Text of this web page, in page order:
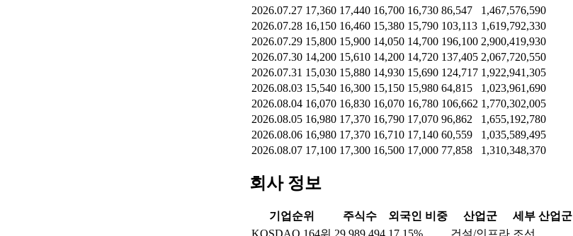
2026.07.27 17,360 17,440 16,700 16,730 86,547
1,467,576,590
2026.07.28 16,150 16,460 15,380 15,790 103,113 1,619,792,330
2026.07.29 15,800 15,900 14,050 14,700 196,100 2,900,419,930
2026.07.30 14,200 15,610 14,200 14,720 137,405 2,067,720,550
2026.07.31 15,030 15,880 14,930 15,690 124,717 1,922,941,305
2026.08.03 15,540 16,300 15,150 15,980 64,815
1,023,961,690
2026.08.04 16,070 16,830 16,070 16,780 106,662 1,770,302,005
2026.08.05 16,980 17,370 16,790 17,070 96,862
1,655,192,780
2026.08.06 16,980 17,370 16,710 17,140 60,559
1,035,589,495
2026.08.07 17,100 17,300 16,500 17,000 77,858 1,310,348,370
회사 정보
기업순위 주식수 외국인 비중 산업군
세부 산업군
KOSDAQ 164위 29,989,494 17.15% 건설/인프라 조선